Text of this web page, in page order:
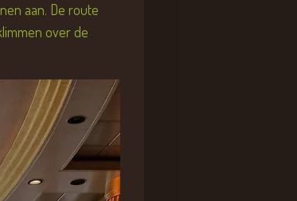
aan. De route
over de